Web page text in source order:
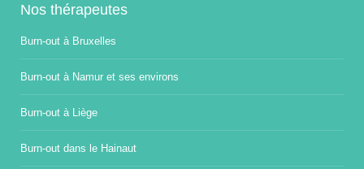
Nos thérapeutes
Burn-out à Bruxelles
Burn-out à Namur et ses environs
Burn-out à Liège
Burn-out dans le Hainaut